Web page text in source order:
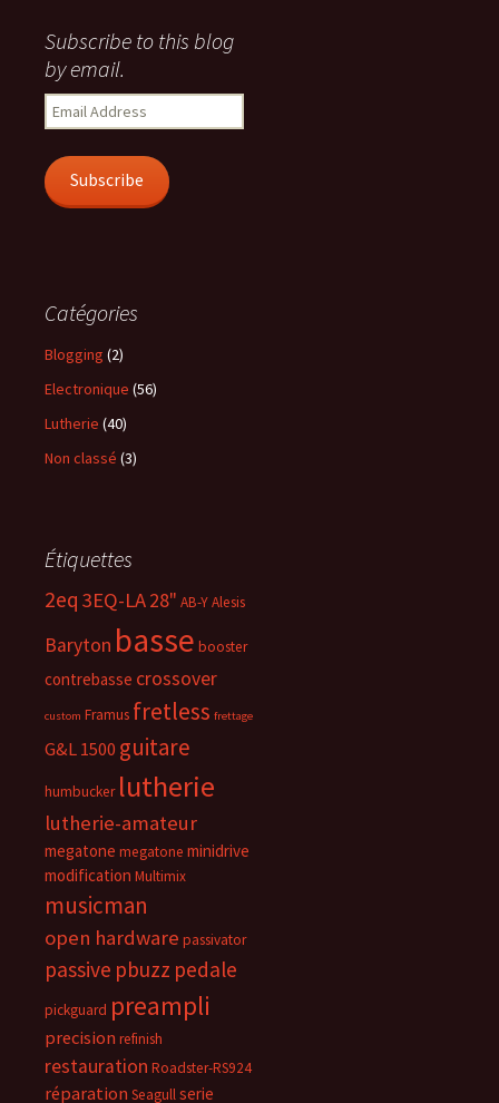
Subscribe to this blog
by email.
Email
Address
Subscribe
Catégories
Blogging (2)
Electronique (56)
Lutherie (40)
Non classé (3)
Étiquettes
2eq 3EQ-LA28" AB-YAlesis
Baryton basse booster
contrebasse crossover
custom Framus fretless frettage
G&L 1500 guitare
humbucker lutherie
lutherie-amateur
megatone megatone minidrive
modification Multimix
musicman
open hardware passivator
passive pbuzz pedale
pickguard preampli
precision refinish
restauration Roadster-RS924
réparation Seagullserie